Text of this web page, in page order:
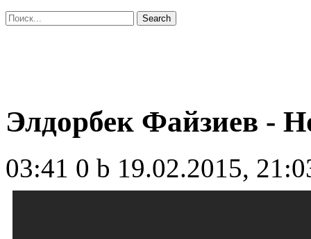
Элдорбек Файзиев -
03:41 0 b 19.02.2015,